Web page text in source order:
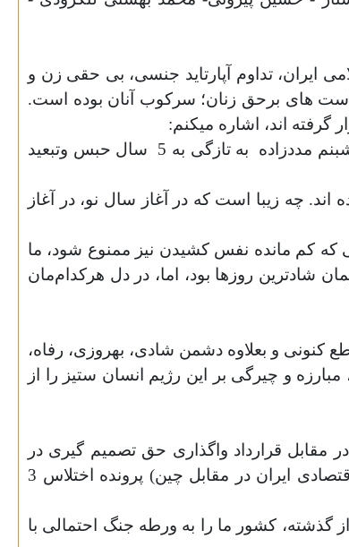
ایران، تداوم آپارتاید جنسی، بی حقی زن و
های برحق زنان؛ سرکوب آنان بوده است.
اند، اشاره میکنم:
مددزاده
به تازگی به 5
سال حبس وتبعید
اند. چه زیبا است که در آغاز سال نو، در آغاز
که کم مانده نفس کشيدن نيز ممنوع شود، ما
شادترين روزها بود، اما، در دل هرکدام‌مان
کنونی و بعلاوه دشمن شادی، بهروزی، رفاه،
و چیرگی بر این رژیم انسان ستیز را از
دلاری در جمهوری اسلامی ایران در مقابل قرارداد واگذاری حق تصمیم گیری در
رابطه با بهای صادرات نفت ایران به چین ( یعنی حداقل معادل 12 میلیارد دلار در هر سال، یعنی قرارداد کاپیتولاسیون اقتصادی ایران در مقابل چین) پرونده اختلاس 3
گذشته، کشور ما را به ورطه جنگ احتمالی با